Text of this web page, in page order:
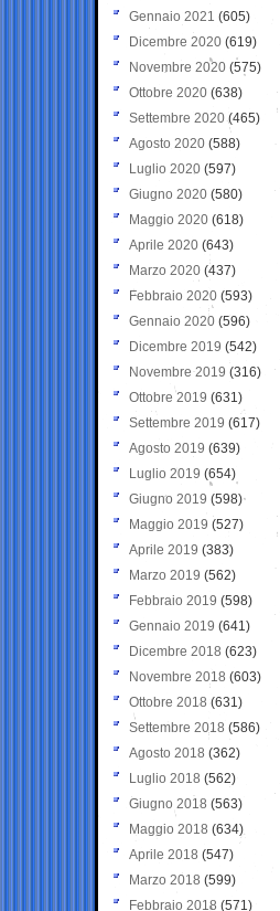
Gennaio 2021 (605)
Dicembre 2020 (619)
Novembre 2020 (575)
Ottobre 2020 (638)
Settembre 2020(465)
Agosto 2020 (588)
Luglio 2020 (597)
Giugno 2020 (580)
Maggio 2020 (618)
Aprile 2020 (643)
Marzo 2020 (437)
Febbraio 2020 (593)
Gennaio 2020 (596)
Dicembre 2019 (542)
Novembre 2019 (316)
Ottobre 2019 (631)
Settembre 2019 (617)
Agosto 2019 (639)
Luglio 2019 (654)
Giugno 2019 (598)
Maggio 2019 (527)
Aprile 2019 (383)
Marzo 2019 (562)
Febbraio 2019 (598)
Gennaio 2019 (641)
Dicembre 2018 (623)
Novembre 2018 (603)
Ottobre 2018 (631)
Settembre 2018 (586)
Agosto 2018 (362)
Luglio 2018 (562)
Giugno 2018 (563)
Maggio 2018 (634)
Aprile 2018 (547)
Marzo 2018 (599)
Febbraio 2018 (571)